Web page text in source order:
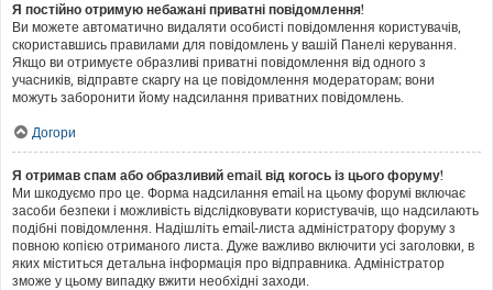
Я постійно отримую небажані приватні повідомлення!
Ви можете автоматично видаляти особисті повідомлення користувачів,
скориставшись правилами для повідомлень у вашій Панелі керування.
Якщо ви отримуєте образливі приватні повідомлення від одного з
учасників, відправте скаргу на це повідомлення модераторам; вони
можуть заборонити йому надсилання приватних повідомлень.
Догори
Я отримав спам або образливий email від когось із цього форуму!
Ми шкодуємо про це. Форма надсилання email на цьому форумі включає
засоби безпеки і можливість відслідковувати користувачів, що надсилають
подібні повідомлення. Надішліть email-листа адміністратору форуму з
повною копією отриманого листа. Дуже важливо включити усі заголовки, в
яких міститься детальна інформація про відправника. Адміністратор
зможе у цьому випадку вжити необхідні заходи.